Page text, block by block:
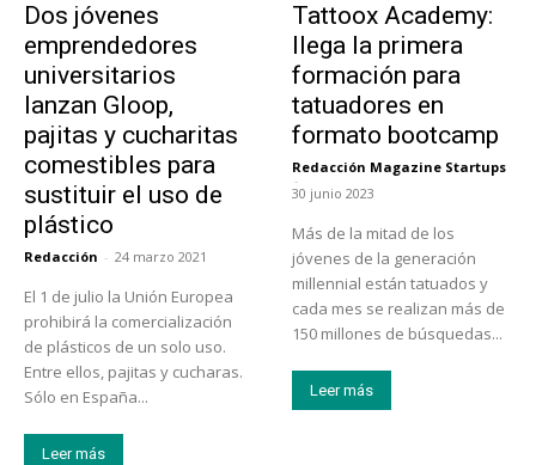
Dos jóvenes
emprendedores
universitarios
lanzan Gloop,
pajitas y cucharitas
comestibles para
sustituir el uso de
plástico
Redacción - 24 marzo 2021
El 1 de julio la Unión Europea
prohibirá la comercialización
de plásticos de un solo uso.
Entre ellos, pajitas y cucharas.
Sólo en España...
Leer más
Tattoox Academy:
llega la primera
formación para
tatuadores en
formato bootcamp
Redacción Magazine Startups
-
30 junio 2023
Más de la mitad de los
jóvenes de la generación
millennial están tatuados y
cada mes se realizan más de
150 millones de búsquedas...
Leer más